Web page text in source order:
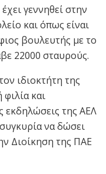
γεννηθεί στην
και όπως είναι
βουλευτής με το
22000 σταυρούς.
ιδιοκτήτη της
και
εκδηλώσεις της ΑΕΛ
να δώσει
Διοίκηση της ΠΑΕ